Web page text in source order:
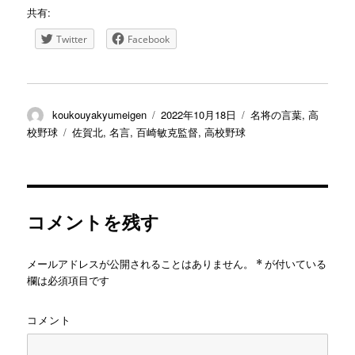
共有:
Twitter Facebook
投
稿
koukouyakyumeigen
投
稿
2022年10月18日
カ
名将の言葉,高
校野球
タ
佐賀北,名言,百崎敏克監督,高校野球
コメントを残す
メールアドレスが公開されることはありません。 *が付いている
欄は必須項目です
コメント